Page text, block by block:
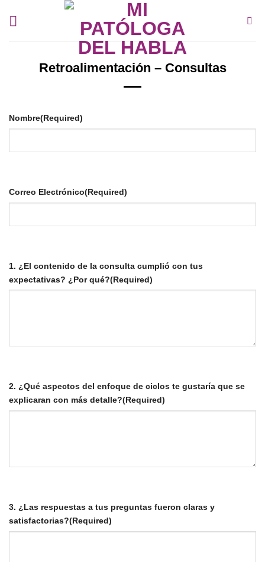
Retroalimentación – Consultas
Nombre(Required)
Correo Electrónico(Required)
1. ¿El contenido de la consulta cumplió con tus
expectativas? ¿Por qué?(Required)
2. ¿Qué aspectos del enfoque de ciclos te gustaría que se
explicaran con más detalle?(Required)
3. ¿Las respuestas a tus preguntas fueron claras y
satisfactorias?(Required)